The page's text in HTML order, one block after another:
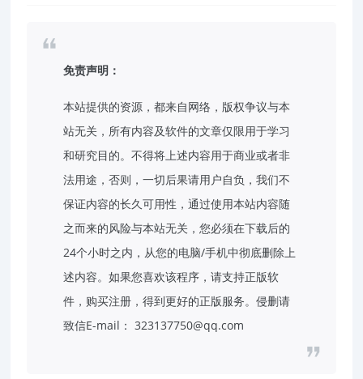
免责声明：
本站提供的资源，都来自网络，版权争议与本
站无关，所有内容及软件的文章仅限用于学习
和研究目的。不得将上述内容用于商业或者非
法用途，否则，一切后果请用户自负，我们不
保证内容的长久可用性，通过使用本站内容随
之而来的风险与本站无关，您必须在下载后的
24个小时之内，从您的电脑/手机中彻底删除上
述内容。如果您喜欢该程序，请支持正版软
件，购买注册，得到更好的正版服务。侵删请
致信E-mail： 323137750@qq.com